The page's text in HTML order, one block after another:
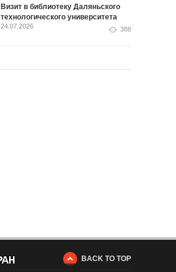
Визит в библиотеку Даляньского
технологического университета
24.07.2026 388
BACK TO TOP